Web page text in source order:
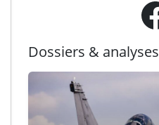
Dossiers & analyses